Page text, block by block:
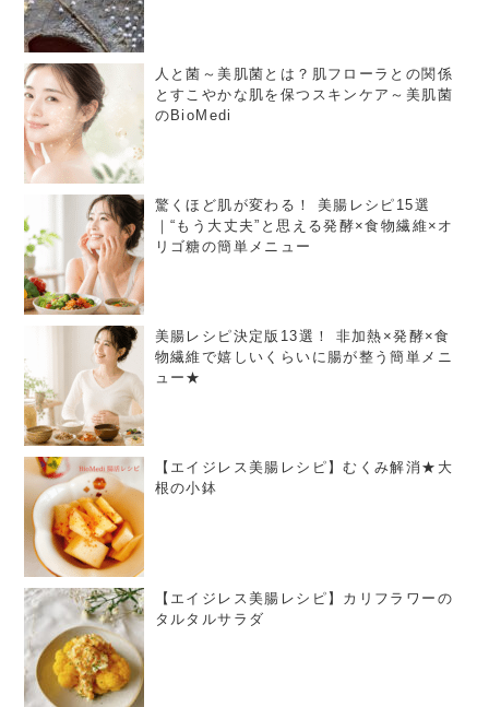
人と菌～美肌菌とは？肌フローラとの関係
とすこやかな肌を保つスキンケア～美肌菌
のBioMedi
驚くほど肌が変わる！ 美腸レシピ15選
｜“もう大丈夫”と思える発酵×食物繊維×オ
リゴ糖の簡単メニュー
美腸レシピ決定版13選！ 非加熱×発酵×食
物繊維で嬉しいくらいに腸が整う簡単メニ
ュー★
【エイジレス美腸レシピ】むくみ解消★大
根の小鉢
【エイジレス美腸レシピ】カリフラワーの
タルタルサラダ